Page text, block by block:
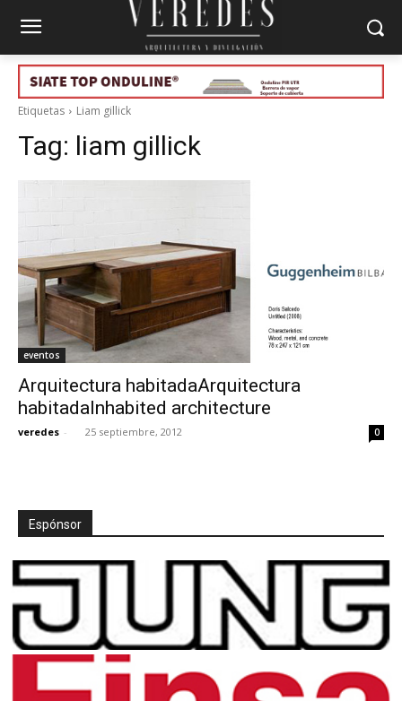
Etiquetas Liam gillick
Tag: liam gillick
eventos
Arquitectura habitadaArquitectura
habitadaInhabited architecture
veredes - 25 septiembre, 2012 0
Espónsor